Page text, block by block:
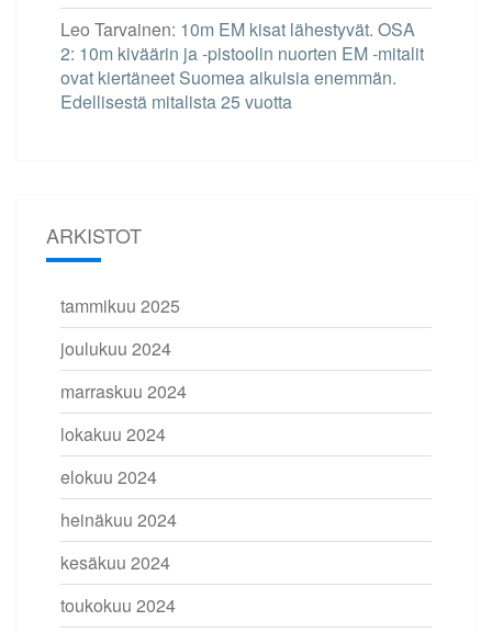
Leo Tarvainen: 10m EM kisat lähestyvät. OSA
2: 10m kiväärin ja -pistoolin nuorten EM -mitalit
ovat kiertäneet Suomea aikuisia enemmän.
Edellisestä mitalista 25 vuotta
ARKISTOT
tammikuu 2025
joulukuu 2024
marraskuu 2024
lokakuu 2024
elokuu 2024
heinäkuu 2024
kesäkuu 2024
toukokuu 2024